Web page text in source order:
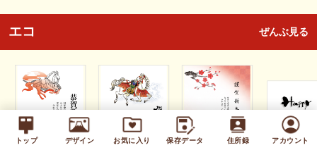
トップ デザイン お気に入り 保存データ 住所録 アカウント
エコ ぜんぶ見る